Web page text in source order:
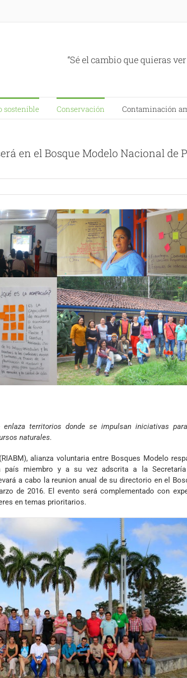
“Sé el cambio que quieras
sostenible Conservación Contaminación
en el Bosque Modelo Nacional de
enlaza territorios donde se impulsan iniciativas
naturales.
(RIABM), alianza voluntaria entre Bosques Modelo
país miembro y a su vez adscrita a la
a cabo la reunion anual de su directorio en el
de 2016. El evento será complementado con
en temas prioritarios.